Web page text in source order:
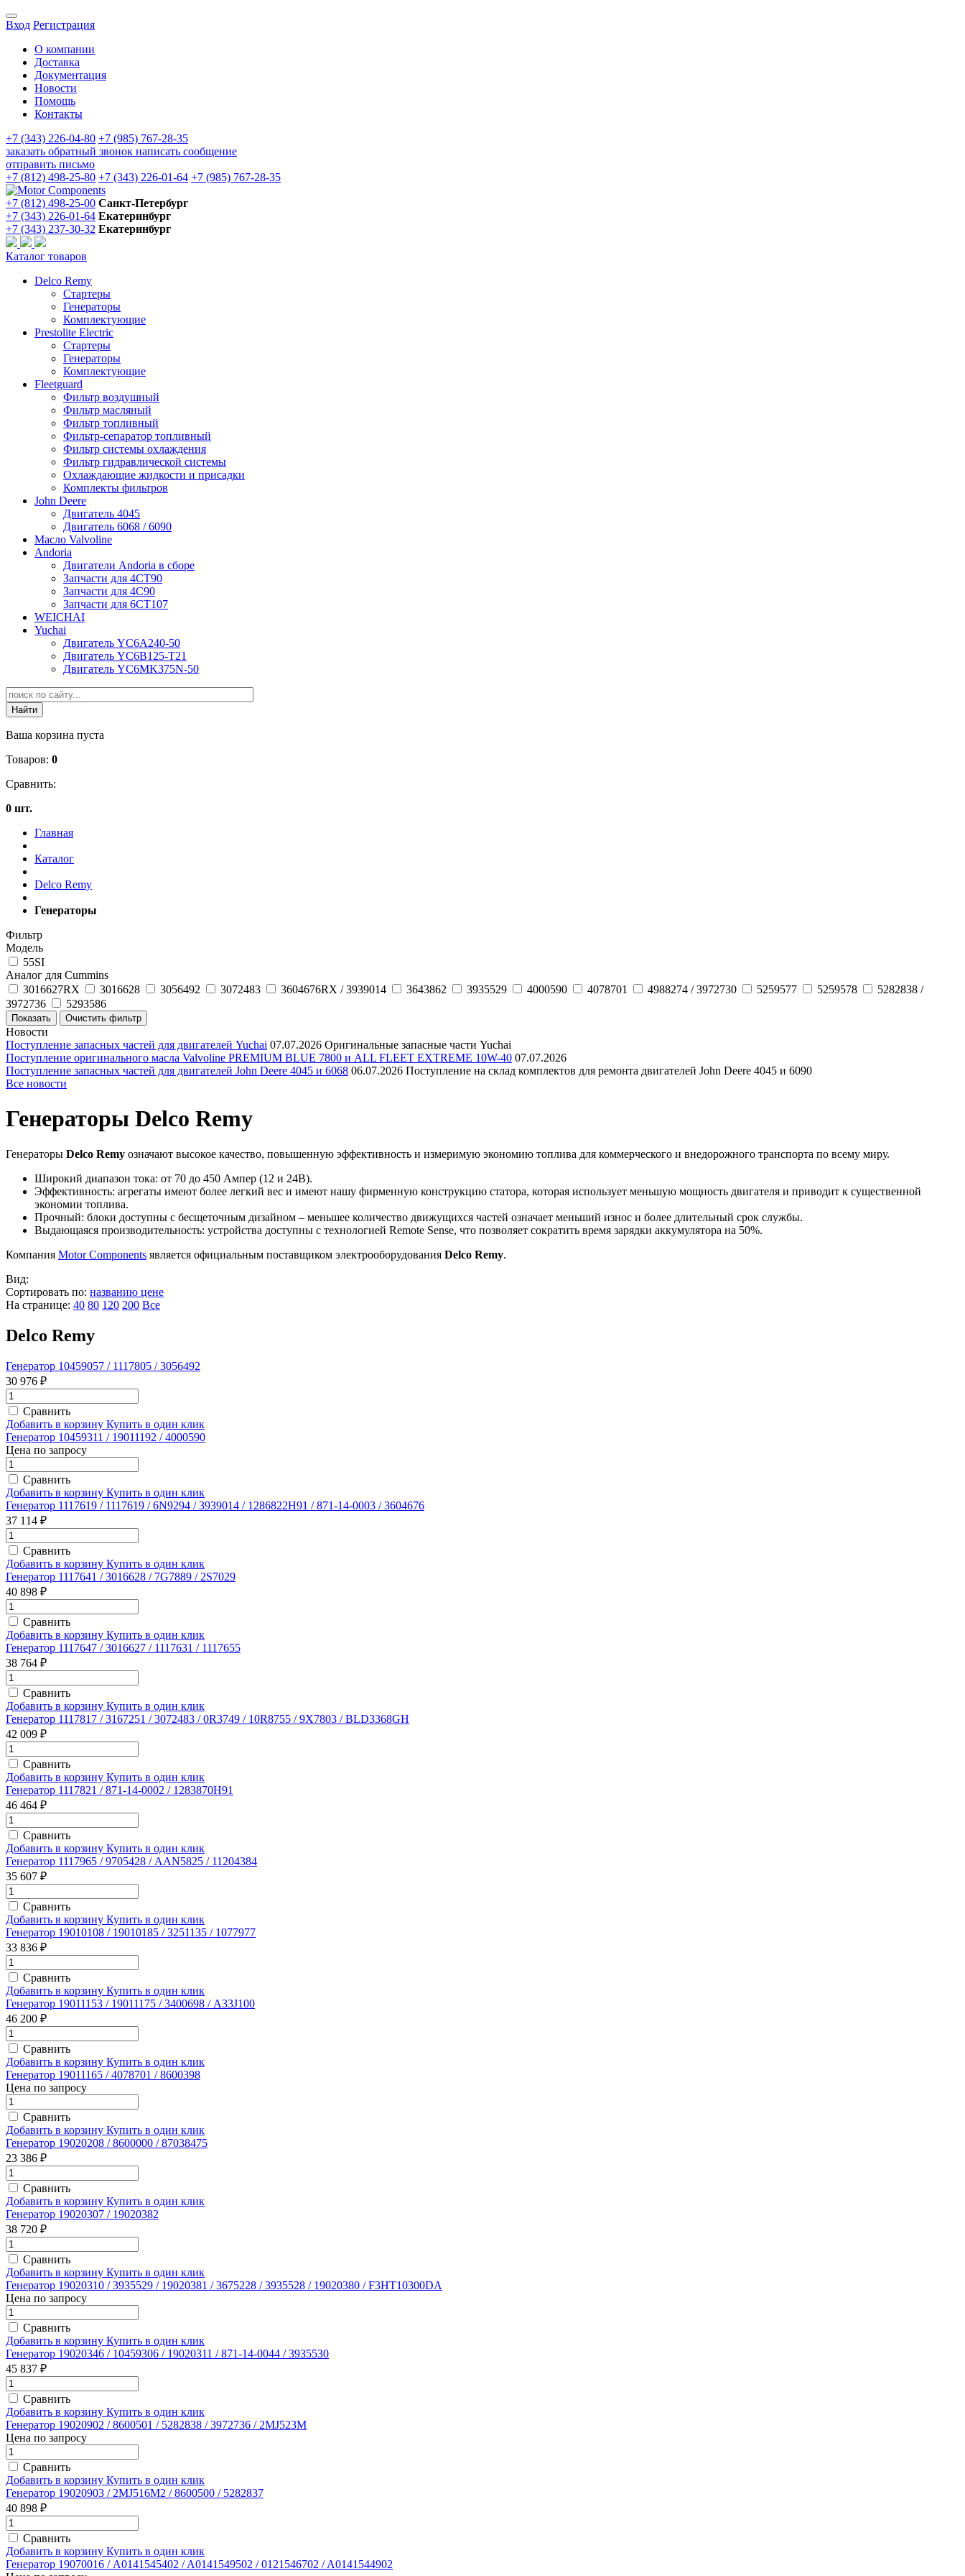
Вход Регистрация
О компании
Доставка
Документация
Новости
Помощь
Контакты
+7 (343) 226-04-80 +7 (985) 767-28-35
заказать обратный звонок написать сообщение
отправить письмо
+7 (812) 498-25-80 +7 (343) 226-01-64 +7 (985) 767-28-35
+7 (812) 498-25-00 Санкт-Петербург
+7 (343) 226-01-64 Екатеринбург
+7 (343) 237-30-32 Екатеринбург
Каталог товаров
Delco Remy
Стартеры
Генераторы
Комплектующие
Prestolite Electric
Стартеры
Генераторы
Комплектующие
Fleetguard
Фильтр воздушный
Фильтр масляный
Фильтр топливный
Фильтр-сепаратор топливный
Фильтр системы охлаждения
Фильтр гидравлической системы
Охлаждающие жидкости и присадки
Комплекты фильтров
John Deere
Двигатель 4045
Двигатель 6068 / 6090
Масло Valvoline
Andoria
Двигатели Andoria в сборе
Запчасти для 4CT90
Запчасти для 4С90
Запчасти для 6CT107
WEICHAI
Yuchai
Двигатель YC6A240-50
Двигатель YC6B125-T21
Двигатель YC6MK375N-50
Ваша корзина пуста
Товаров: 0
Сравнить:
0 шт.
Главная
Каталог
Delco Remy
Генераторы
Фильтр
Модель
55SI
Аналог для Cummins
3016627RX
3016628 3056492 3072483 3604676RX / 3939014 3643862 3935529 4000590 4078701 4988274 / 3972730 5259577 5259578
5282838 /
3972736
5293586
Новости
Поступление запасных частей для двигателей Yuchai 07.07.2026 Оригинальные запасные части Yuchai
Поступление оригинального масла Valvoline PREMIUM BLUE 7800 и ALL FLEET EXTREME 10W-40 07.07.2026
Поступление запасных частей для двигателей John Deere 4045 и 6068 06.07.2026 Поступление на склад комплектов для ремонта двигателей John Deere 4045 и 6090
Все новости
Генераторы Delco Remy
Генераторы Delco Remy означают высокое качество, повышенную эффективность и измеримую экономию топлива для коммерческого и внедорожного транспорта по всему миру.
Широкий диапазон тока: от 70 до 450 Ампер (12 и 24В).
Эффективность: агрегаты имеют более легкий вес и имеют нашу фирменную конструкцию статора, которая использует меньшую мощность двигателя и приводит к существенной
экономии топлива.
Прочный: блоки доступны с бесщеточным дизайном – меньшее количество движущихся частей означает меньший износ и более длительный срок службы.
Выдающаяся производительность: устройства доступны с технологией Remote Sense, что позволяет сократить время зарядки аккумулятора на 50%.
Компания Motor Components является официальным поставщиком электрооборудования Delco Remy.
Вид:
Сортировать по: названию цене
На странице: 40 80 120 200 Все
Delco Remy
Генератор 10459057 / 1117805 / 3056492
30 976 ₽
Сравнить
Добавить в корзину Купить в один клик
Генератор 10459311 / 19011192 / 4000590
Цена по запросу
Сравнить
Добавить в корзину Купить в один клик
Генератор 1117619 / 1117619 / 6N9294 / 3939014 / 1286822Н91 / 871-14-0003 / 3604676
37 114 ₽
Сравнить
Добавить в корзину Купить в один клик
Генератор 1117641 / 3016628 / 7G7889 / 2S7029
40 898 ₽
Сравнить
Добавить в корзину Купить в один клик
Генератор 1117647 / 3016627 / 1117631 / 1117655
38 764 ₽
Сравнить
Добавить в корзину Купить в один клик
Генератор 1117817 / 3167251 / 3072483 / 0R3749 / 10R8755 / 9X7803 / BLD3368GH
42 009 ₽
Сравнить
Добавить в корзину Купить в один клик
Генератор 1117821 / 871-14-0002 / 1283870H91
46 464 ₽
Сравнить
Добавить в корзину Купить в один клик
Генератор 1117965 / 9705428 / AAN5825 / 11204384
35 607 ₽
Сравнить
Добавить в корзину Купить в один клик
Генератор 19010108 / 19010185 / 3251135 / 1077977
33 836 ₽
Сравнить
Добавить в корзину Купить в один клик
Генератор 19011153 / 19011175 / 3400698 / A33J100
46 200 ₽
Сравнить
Добавить в корзину Купить в один клик
Генератор 19011165 / 4078701 / 8600398
Цена по запросу
Сравнить
Добавить в корзину Купить в один клик
Генератор 19020208 / 8600000 / 87038475
23 386 ₽
Сравнить
Добавить в корзину Купить в один клик
Генератор 19020307 / 19020382
38 720 ₽
Сравнить
Добавить в корзину Купить в один клик
Генератор 19020310 / 3935529 / 19020381 / 3675228 / 3935528 / 19020380 / F3HT10300DA
Цена по запросу
Сравнить
Добавить в корзину Купить в один клик
Генератор 19020346 / 10459306 / 19020311 / 871-14-0044 / 3935530
45 837 ₽
Сравнить
Добавить в корзину Купить в один клик
Генератор 19020902 / 8600501 / 5282838 / 3972736 / 2MJ523M
Цена по запросу
Сравнить
Добавить в корзину Купить в один клик
Генератор 19020903 / 2MJ516M2 / 8600500 / 5282837
40 898 ₽
Сравнить
Добавить в корзину Купить в один клик
Генератор 19070016 / A0141545402 / ­A0141549502 / ­0121546702 / ­A0141544902